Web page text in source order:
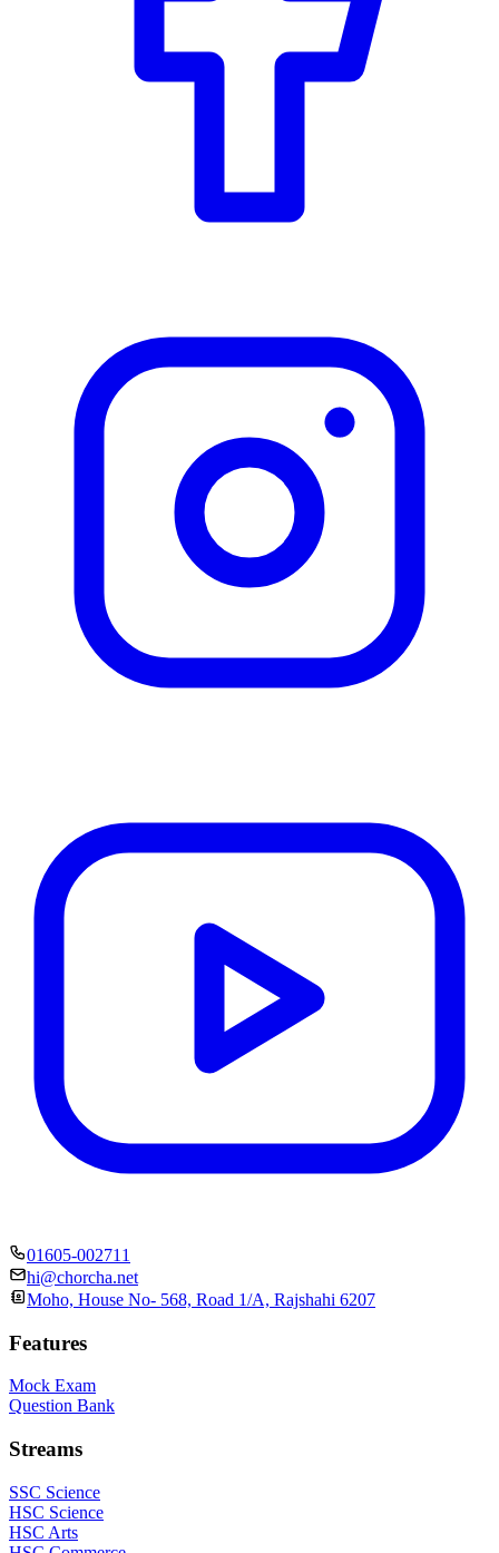
01605-002711
hi@chorcha.net
Moho, House No- 568, Road 1/A, Rajshahi 6207
Features
Mock Exam
Question Bank
Streams
SSC Science
HSC Science
HSC Arts